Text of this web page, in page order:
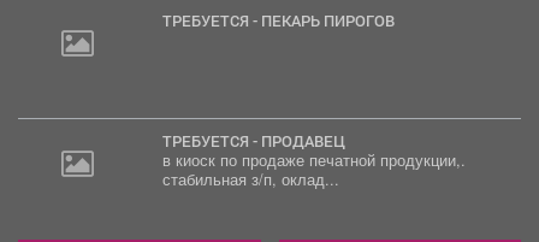
ТРЕБУЕТСЯ - ПЕКАРЬ ПИРОГОВ
ТРЕБУЕТСЯ - ПРОДАВЕЦ
в киоск по продаже печатной продукции,.
стабильная з/п, оклад...